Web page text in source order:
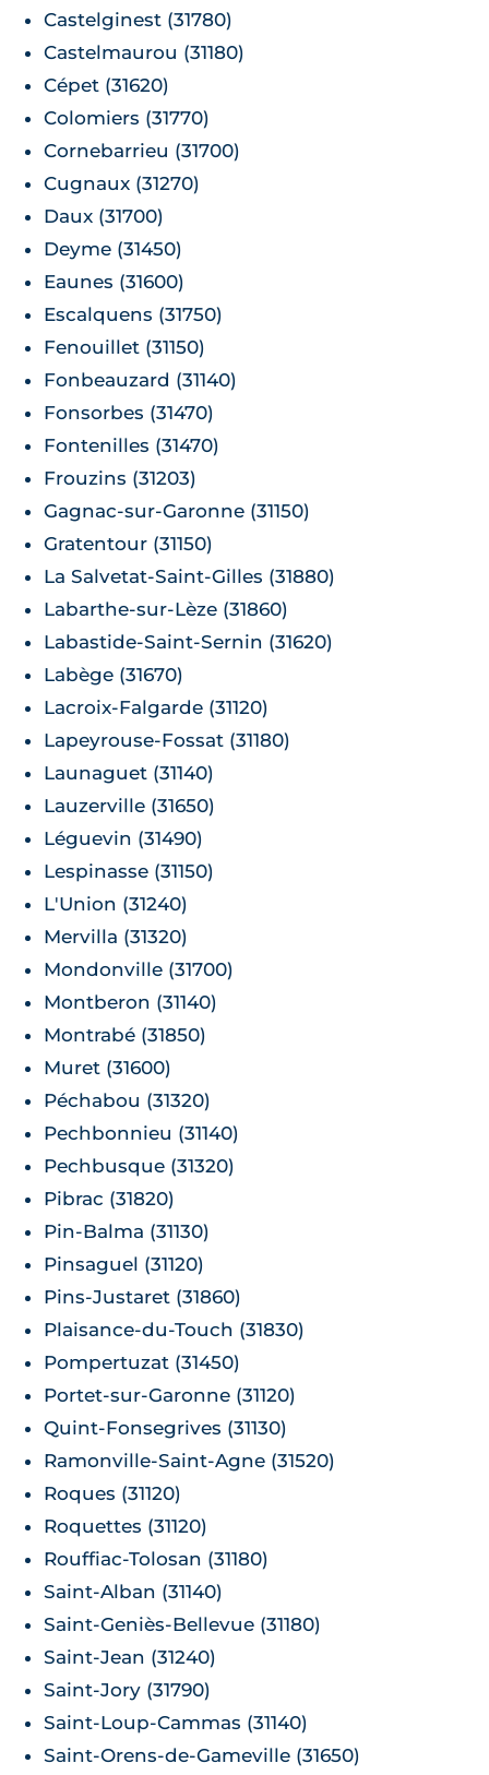
Castelginest (31780)
Castelmaurou (31180)
Cépet (31620)
Colomiers (31770)
Cornebarrieu (31700)
Cugnaux (31270)
Daux (31700)
Deyme (31450)
Eaunes (31600)
Escalquens (31750)
Fenouillet (31150)
Fonbeauzard (31140)
Fonsorbes (31470)
Fontenilles (31470)
Frouzins (31203)
Gagnac-sur-Garonne (31150)
Gratentour (31150)
La Salvetat-Saint-Gilles (31880)
Labarthe-sur-Lèze (31860)
Labastide-Saint-Sernin (31620)
Labège (31670)
Lacroix-Falgarde (31120)
Lapeyrouse-Fossat (31180)
Launaguet (31140)
Lauzerville (31650)
Léguevin (31490)
Lespinasse (31150)
L'Union (31240)
Mervilla (31320)
Mondonville (31700)
Montberon (31140)
Montrabé (31850)
Muret (31600)
Péchabou (31320)
Pechbonnieu (31140)
Pechbusque (31320)
Pibrac (31820)
Pin-Balma (31130)
Pinsaguel (31120)
Pins-Justaret (31860)
Plaisance-du-Touch (31830)
Pompertuzat (31450)
Portet-sur-Garonne (31120)
Quint-Fonsegrives (31130)
Ramonville-Saint-Agne (31520)
Roques (31120)
Roquettes (31120)
Rouffiac-Tolosan (31180)
Saint-Alban (31140)
Saint-Geniès-Bellevue (31180)
Saint-Jean (31240)
Saint-Jory (31790)
Saint-Loup-Cammas (31140)
Saint-Orens-de-Gameville (31650)